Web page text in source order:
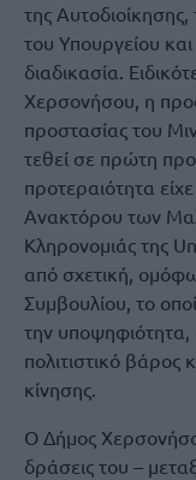
της
του Υπουργείου
διαδικασία.
Χερσονήσου, η
προστασίας του
τεθεί σε πρώτη
προτεραιότητα
Ανακτόρου των
Κληρονομιάς της
από σχετική,
Συμβουλίου, το
την
πολιτιστικό βάρος
κίνησης.
Ο Δήμος
δράσεις του –